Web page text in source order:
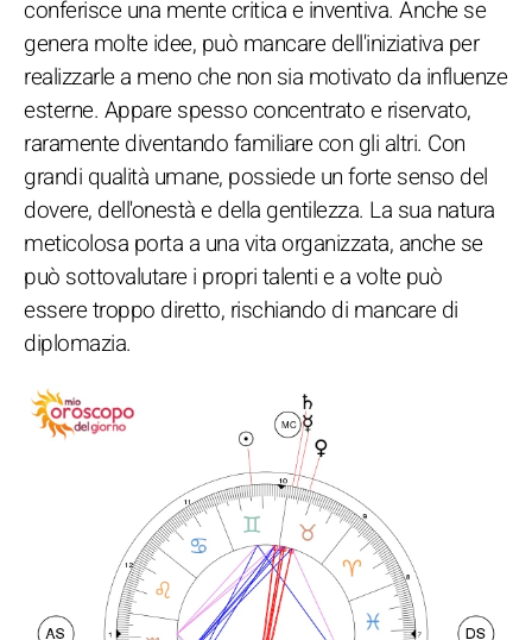
conferisce una mente critica e inventiva. Anche se
genera molte idee, può mancare dell'iniziativa per
realizzarle a meno che non sia motivato da influenze
esterne. Appare spesso concentrato e riservato,
raramente diventando familiare con gli altri. Con
grandi qualità umane, possiede un forte senso del
dovere, dell'onestà e della gentilezza. La sua natura
meticolosa porta a una vita organizzata, anche se
può sottovalutare i propri talenti e a volte può
essere troppo diretto, rischiando di mancare di
diplomazia.